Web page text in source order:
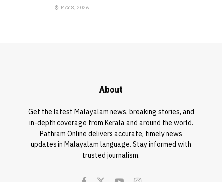
MAY 8, 2026
About
Get the latest Malayalam news, breaking stories, and
in-depth coverage from Kerala and around the world.
Pathram Online delivers accurate, timely news
updates in Malayalam language. Stay informed with
trusted journalism.